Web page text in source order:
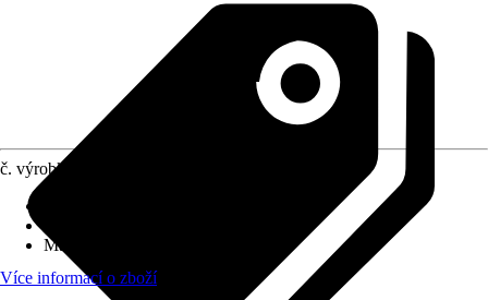
č. výrobku
Materiál
Více informací o zboží